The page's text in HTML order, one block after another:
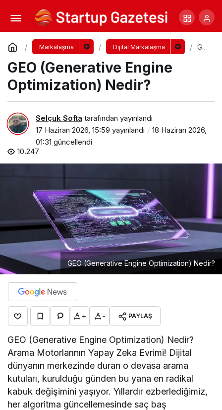
Markalaşma Dijital Markalaşma
GE
atio
GEO (Generative Engine
Optimization) Nedir?
Selçuk Softa tarafından yayınlandı
17 Haziran 2026, 15:59 yayınlandı
18 Haziran 2026,
01:31 güncellendi
10.247
GEO (Generative Engine Optimization) Nedir?
+ - PAYLAŞ
GEO (Generative Engine Optimization) Nedir?
Arama Motorlarının Yapay Zeka Evrimi! Dijital
dünyanın merkezinde duran o devasa arama
kutuları, kurulduğu günden bu yana en radikal
kabuk değişimini yaşıyor. Yıllardır ezberlediğimiz,
her algoritma güncellemesinde saç baş
GEO (Generative Engine Optimization)
Nedir?
Yorum Yap